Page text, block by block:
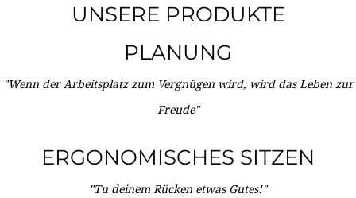
UNSERE PRODUKTE
PLANUNG
"Wenn der Arbeitsplatz zum Vergnügen wird, wird das Leben zur
Freude"
ERGONOMISCHES SITZEN
"Tu deinem Rücken etwas Gutes!"